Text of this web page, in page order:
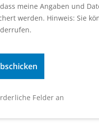
Felder an
meine Angaben und
werden. Hinweis: Sie